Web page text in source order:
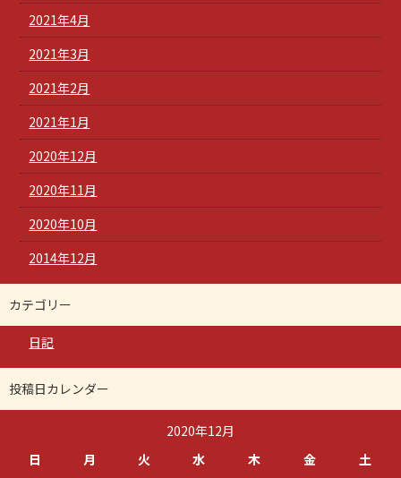
2021年4月
2021年3月
2021年2月
2021年1月
2020年12月
2020年11月
2020年10月
2014年12月
カテゴリー
日記
投稿日カレンダー
2020年12月
日
月 火 水 木 金
土